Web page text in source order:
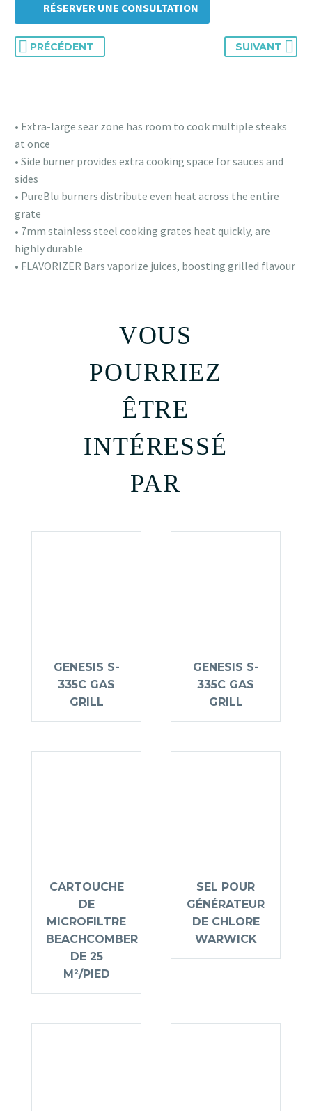
RÉSERVER UNE CONSULTATION
PRÉCÉDENT SUIVANT
• Extra-large sear zone has room to cook multiple steaks
at once
• Side burner provides extra cooking space for sauces and
sides
• PureBlu burners distribute even heat across the entire
grate
• 7mm stainless steel cooking grates heat quickly, are
highly durable
• FLAVORIZER Bars vaporize juices, boosting grilled flavour
VOUS
POURRIEZ
ÊTRE
INTÉRESSÉ
PAR
GENESIS S-
335C GAS
GRILL
GENESIS S-
335C GAS
GRILL
CARTOUCHE
DE
MICROFILTRE
BEACHCOMBER
DE 25
M²/PIED
SEL POUR
GÉNÉRATEUR
DE CHLORE
WARWICK